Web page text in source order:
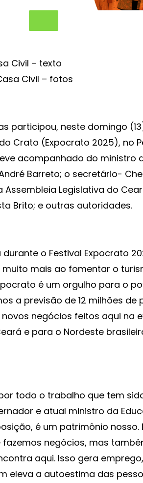
Civil – texto
Civil – fotos
participou, neste domingo
Crato (Expocrato 2025), no
acompanhado do ministro
Barreto; o secretário-
Legislativa do
Brito; e outras autoridades.
o Festival Expocrato
muito mais ao fomentar o
é um orgulho para o
a previsão de 12 milhões de
novos negócios feitos aqui na
e para o Nordeste
todo o trabalho que tem
e atual ministro da
é um patrimônio
fazemos negócios, mas
aqui. Isso gera
eleva a autoestima das